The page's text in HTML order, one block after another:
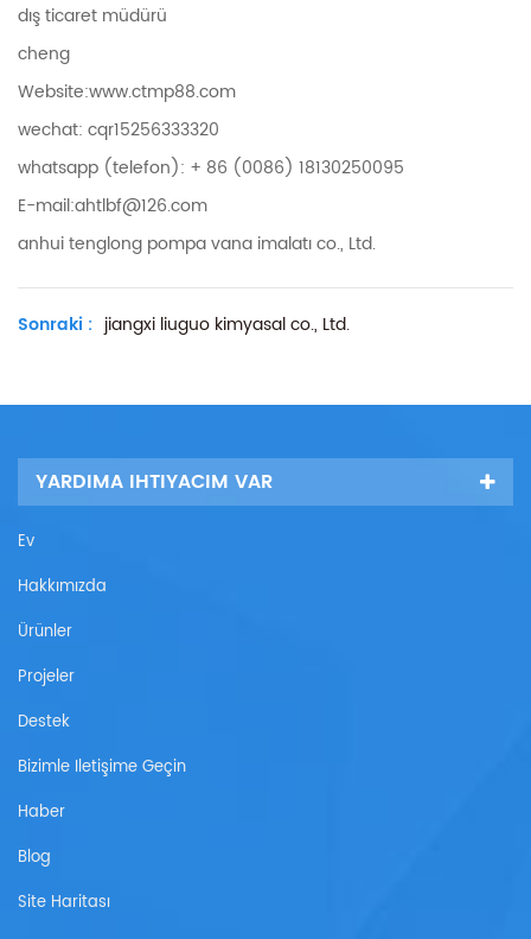
dış ticaret müdürü
cheng
Website:www.ctmp88.com
wechat: cqr15256333320
whatsapp (telefon): + 86 (0086) 18130250095
E-mail:ahtlbf@126.com
anhui tenglong pompa vana imalatı co., Ltd.
Sonraki : jiangxi liuguo kimyasal co., Ltd.
YARDIMA IHTIYACIM VAR
Ev
Hakkımızda
Ürünler
Projeler
Destek
Bizimle Iletişime Geçin
Haber
Blog
Site Haritası